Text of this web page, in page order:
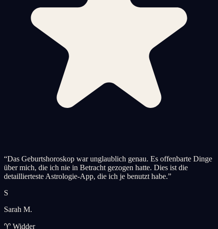
“Das Geburtshoroskop war unglaublich genau. Es offenbarte Dinge
über mich, die ich nie in Betracht gezogen hatte. Dies ist die
detaillierteste Astrologie-App, die ich je benutzt habe.”
S
Sarah M.
♈ Widder